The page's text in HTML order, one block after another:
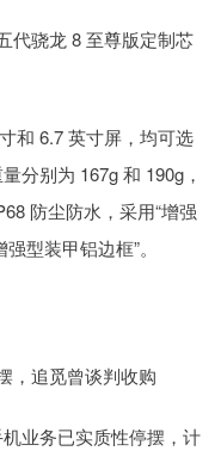
代骁龙 8 至尊版定制芯
和 6.7 英寸屏，均可选
分别为 167g 和 190g，
防尘防水，采用“增强
型装甲铝边框”。
，追觅曾谈判收购
业务已实质性停摆，计